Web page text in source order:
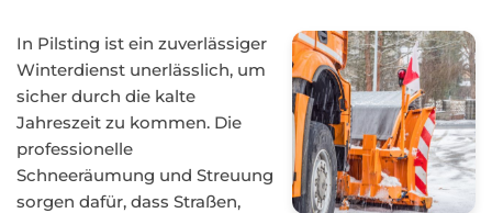
In Pilsting ist ein zuverlässiger
Winterdienst unerlässlich, um
sicher durch die kalte
Jahreszeit zu kommen. Die
professionelle
Schneeräumung und Streuung
sorgen dafür, dass Straßen,